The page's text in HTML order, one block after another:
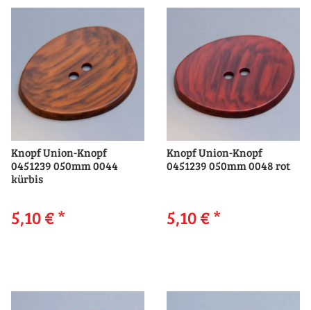
Knopf Union-Knopf
0451239 050mm 0044
kürbis
5,10 €*
Knopf Union-Knopf
0451239 050mm 0048 rot
5,10 €*